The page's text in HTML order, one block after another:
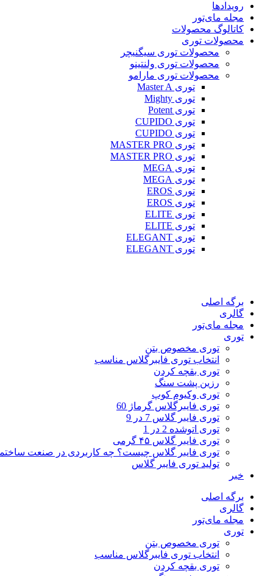
رویدادها
مجله مای‌تور
کاتالوگ محصولات
محصولات توری
محصولات توری سیگنیچر
محصولات توری ولنتینو
محصولات توری مارامو
توری Master A
توری Mighty
توری Potent
توری CUPIDO
توری CUPIDO
توری MASTER PRO
توری MASTER PRO
توری MEGA
توری MEGA
توری EROS
توری EROS
توری ELITE
توری ELITE
توری ELEGANT
توری ELEGANT
برگه اصلی
گالری
مجله مای‌تور
توری
توری مخصوص بتن
انتخاب توری فایبرگلاس مناسب
توری بقچه کردن
رزین پشت سنگ
توری وکیوم کوپ
توری فایبرگلاس گرماژ 60
توری فایبر گلاس 7 در 9
توری اتوشده 2 در 1
توری فایبر گلاس ۴۵ گرمی
توری فایبر گلاس چیست؟ چه کاربردی در صنعت
تولید توری فایبر گلاس
خبر
برگه اصلی
گالری
مجله مای‌تور
توری
توری مخصوص بتن
انتخاب توری فایبرگلاس مناسب
توری بقچه کردن